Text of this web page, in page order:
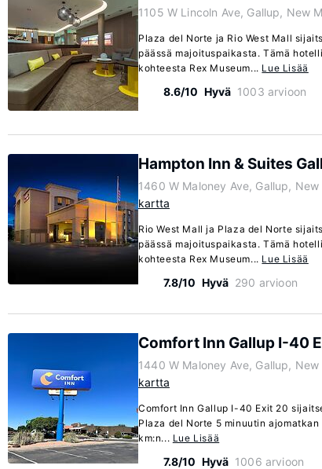
1105 W Lincoln Ave, Gallup, New
Plaza del Norte ja Rio West Mall
päässä majoituspaikasta. Tämä
kohteesta Rex Museum... Lue Lisää
8.6/10 Hyvä 1003 arvioon
Hampton Inn & Suites
1460 W Maloney Ave, Gallup,
kartta
Rio West Mall ja Plaza del Norte
päässä majoituspaikasta. Tämä
kohteesta Rex Museum... Lue Lisää
7.8/10 Hyvä 290 arvioon
Comfort Inn Gallup I-40
1440 W Maloney Ave, Gallup,
kartta
Comfort Inn Gallup I-40 Exit 20
Plaza del Norte 5 minuutin
km:n... Lue Lisää
7.8/10 Hyvä 1006 arvioon